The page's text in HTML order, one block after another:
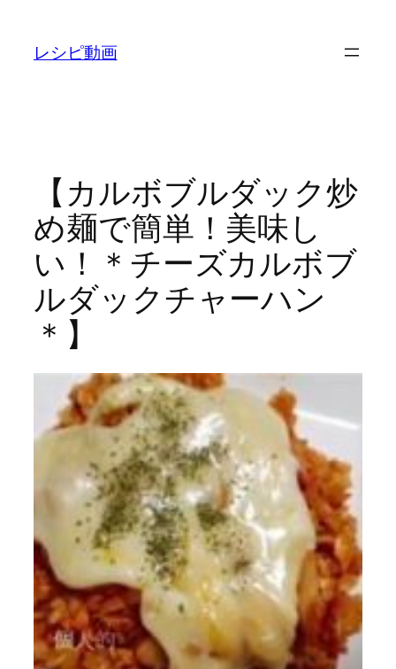
レシピ動画
【カルボブルダック炒
め麺で簡単！美味し
い！＊チーズカルボブ
ルダックチャーハン
＊】